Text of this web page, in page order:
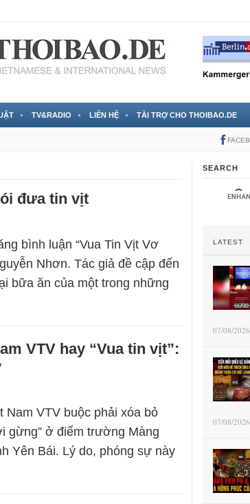
TV&RADIO LIÊN HỆ TÀI TRỢ CHO THOIBAO.DE
đưa tin vịt
bình luận “Vua Tin Vịt Vơ
Nhơn. Tác giả đề cập đến
bữa ăn của một trong những
VTV hay “Vua tin vịt”:
Nam VTV buộc phải xóa bỏ
gừng” ở điểm trường Màng
Yên Bái. Lý do, phóng sự này
SEARCH
LATEST
07/08/2026
07/08/2026